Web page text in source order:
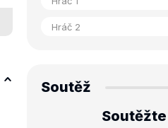
Soutěž
Soutěžte